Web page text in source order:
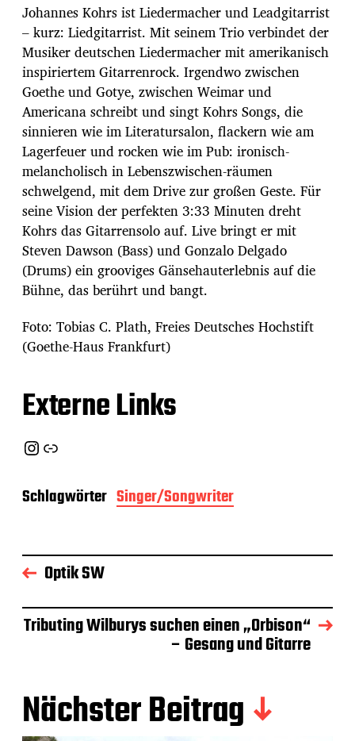
Johannes Kohrs ist Liedermacher und Leadgitarrist
– kurz: Liedgitarrist. Mit seinem Trio verbindet der
Musiker deutschen Liedermacher mit amerikanisch
inspiriertem Gitarrenrock. Irgendwo zwischen
Goethe und Gotye, zwischen Weimar und
Americana schreibt und singt Kohrs Songs, die
sinnieren wie im Literatursalon, flackern wie am
Lagerfeuer und rocken wie im Pub: ironisch-
melancholisch in Lebenszwischen-räumen
schwelgend, mit dem Drive zur großen Geste. Für
seine Vision der perfekten 3:33 Minuten dreht
Kohrs das Gitarrensolo auf. Live bringt er mit
Steven Dawson (Bass) und Gonzalo Delgado
(Drums) ein grooviges Gänsehauterlebnis auf die
Bühne, das berührt und bangt.
Foto: Tobias C. Plath, Freies Deutsches Hochstift
(Goethe-Haus Frankfurt)
Externe Links
Instagram Link
Schlagwörter Singer/Songwriter
Optik SW
Tributing Wilburys suchen einen „Orbison“
– Gesang und Gitarre
Nächster Beitrag